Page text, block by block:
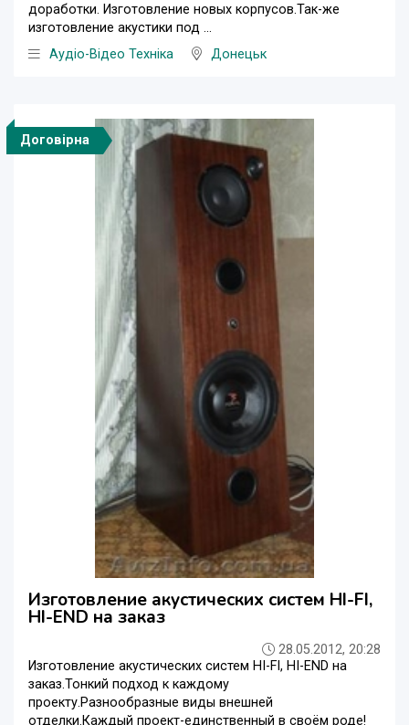
доработки. Изготовление новых корпусов.Так-же
изготовление акустики под ...
Аудіо-Відео Техніка
Донецьк
Договірна
Изготовление акустических систем HI-FI,
HI-END на заказ
28.05.2012, 20:28
Изготовление акустических систем HI-FI, HI-END на
заказ.Тонкий подход к каждому
проекту.Разнообразные виды внешней
отделки.Каждый проект-единственный в своём роде!